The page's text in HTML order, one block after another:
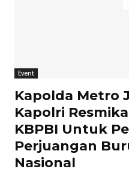
Event
Kapolda Metro
Kapolri
KBPBI Untuk
Perjuangan
Nasional